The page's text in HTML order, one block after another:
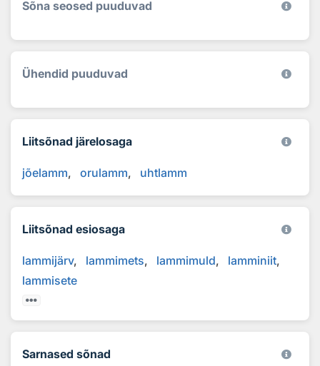
Sõna seosed puuduvad
Ühendid puuduvad
Liitsõnad järelosaga
jõelamm orulamm uhtlamm
Liitsõnad esiosaga
lammijärv lammimets lammimuld
lamminiit
lammisete
Sarnased sõnad